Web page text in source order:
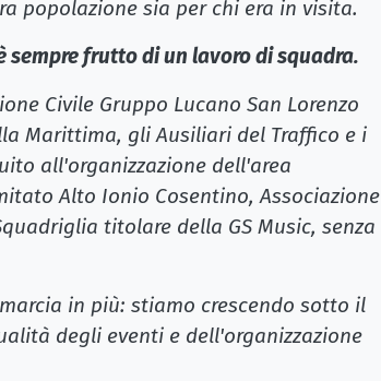
popolazione sia per chi era in visita.
sempre frutto di un lavoro di squadra.
Civile Gruppo Lucano San Lorenzo
Marittima, gli Ausiliari del Traffico e i
all'organizzazione dell'area
Alto Ionio Cosentino, Associazione
titolare della GS Music, senza
in più: stiamo crescendo sotto il
degli eventi e dell'organizzazione